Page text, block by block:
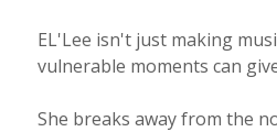
EL'Lee isn't just making
vulnerable moments can
She breaks away from the